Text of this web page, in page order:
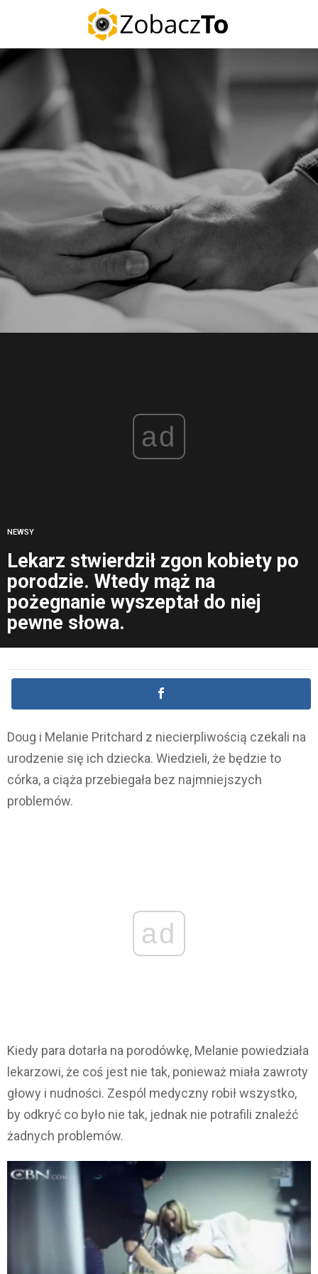
ad
NEWSY
Lekarz stwierdził zgon kobiety po
porodzie. Wtedy mąż na
pożegnanie wyszeptał do niej
pewne słowa.
Doug i Melanie Pritchard z niecierpliwością czekali na
urodzenie się ich dziecka. Wiedzieli, że będzie to
córka, a ciąża przebiegała bez najmniejszych
problemów.
ad
Kiedy para dotarła na porodówkę, Melanie powiedziała
lekarzowi, że coś jest nie tak, ponieważ miała zawroty
głowy i nudności. Zespól medyczny robił wszystko,
by odkryć co było nie tak, jednak nie potrafili znaleźć
żadnych problemów.